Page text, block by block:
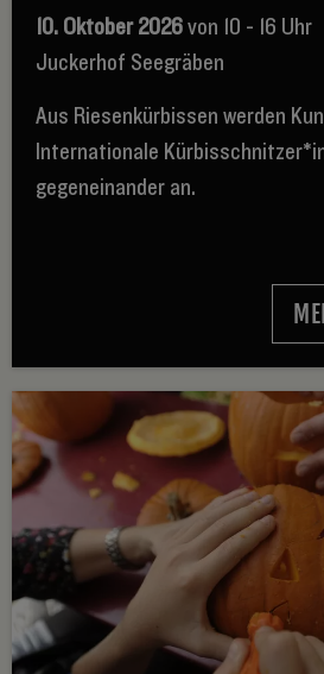
10. Oktober 2026von 10 - 16 Uhr
Juckerhof Seegräben
Aus Riesenkürbissen werden
Internationale
gegeneinander an.